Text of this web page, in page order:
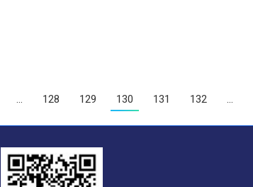
128 129 130 131 132